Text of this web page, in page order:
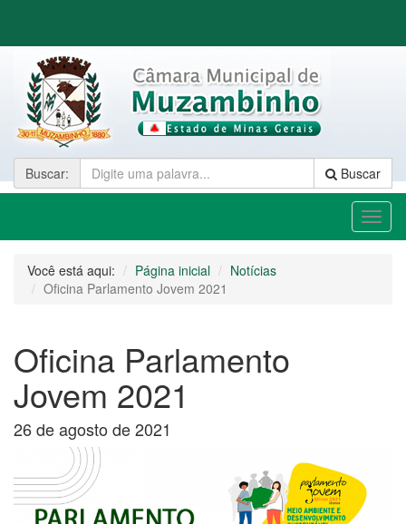
Buscar: Buscar
Você está aqui:
Página inicial
Notícias
Oficina Parlamento Jovem 2021
Oficina Parlamento
Jovem 2021
26 de agosto de 2021